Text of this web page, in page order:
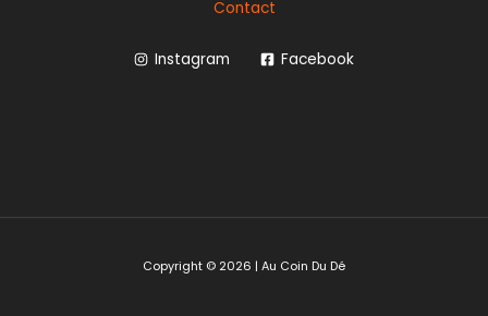
Contact
Instagram Facebook
Copyright © 2026 | Au Coin Du Dé